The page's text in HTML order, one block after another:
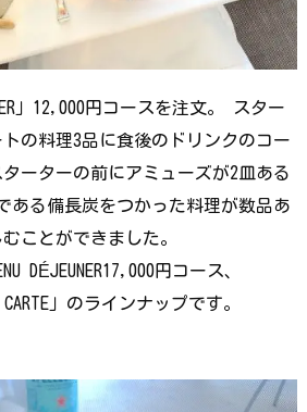
」12,000円コースを注文。 スター
の料理3品に食後のドリンクのコー
ーターの前にアミューズが2皿ある
ある備長炭をつかった料理が数品あ
ことができました。
DÉJEUNER17,000円コース、
CARTE」のラインナップです。